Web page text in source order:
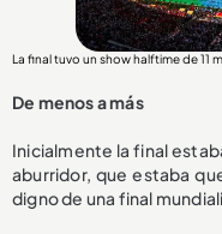
La final tuvo un show halftime de 11
De menos a más
Inicialmente la final
aburridor, que estaba
digno de una final